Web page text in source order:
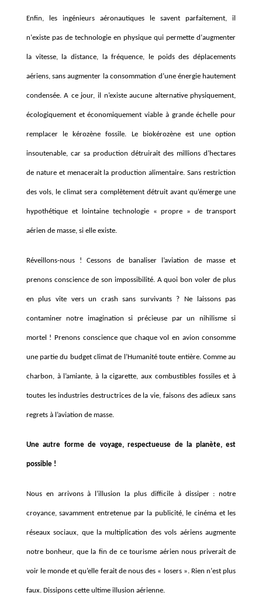
Enfin, les ingénieurs aéronautiques le savent parfaitement, il
n’existe pas de technologie en physique qui permette d ’augmenter
la vitesse, la distance, la fréquence, le poids des déplacements
aériens, sans augmenter la consommation d ’une énergie hautement
condensée. A ce jour, il n’existe aucune alternative physiquement,
écologiquement et économiquement viable à grande échelle pour
remplacer le kérozène fossile. Le biokérozène est une option
insoutenable, car sa production détruirait des millions d ’hectares
de nature et menacerait la production alimentaire. Sans restriction
des vols, le climat sera compl ètement détruit avant qu’émerge une
hypothétique et lointaine technologie «propre » de transport
aérien de masse, si elle existe.
Réveillons-nous ! Cessons de banaliser l’aviation de masse et
prenons conscience de son impossibilité. A quoi bon voler de plus
en plus vite vers un crash sans survivants ? Ne laissons pas
contaminer notre imagination si précieuse par un nihilisme si
mortel ! Prenons conscience que chaque vol en avion consomme
une partie du budget climat de l’Humanité toute entière. Comme au
charbon, à l’amiante, à la cigarette, aux combustibles fossiles et à
toutes les industries destructrices de la vie, faisons des adieux sans
regrets à l’aviation de masse.
Une autre forme de voyage, respectueuse de la planète, est
possible !
Nous en arrivonsà l’illusion la plus difficile à dissiper : notre
croyance, savamment entretenue par la publicité, le cinéma et les
réseaux sociaux, que la multiplication des vols aériens augmente
notre bonheur, que la fin de ce tourisme aérien nous priverait de
voir le monde et qu’elle ferait de nous des « losers ». Rien n’est plus
faux. Dissipons cette ultime illusion aérienne.